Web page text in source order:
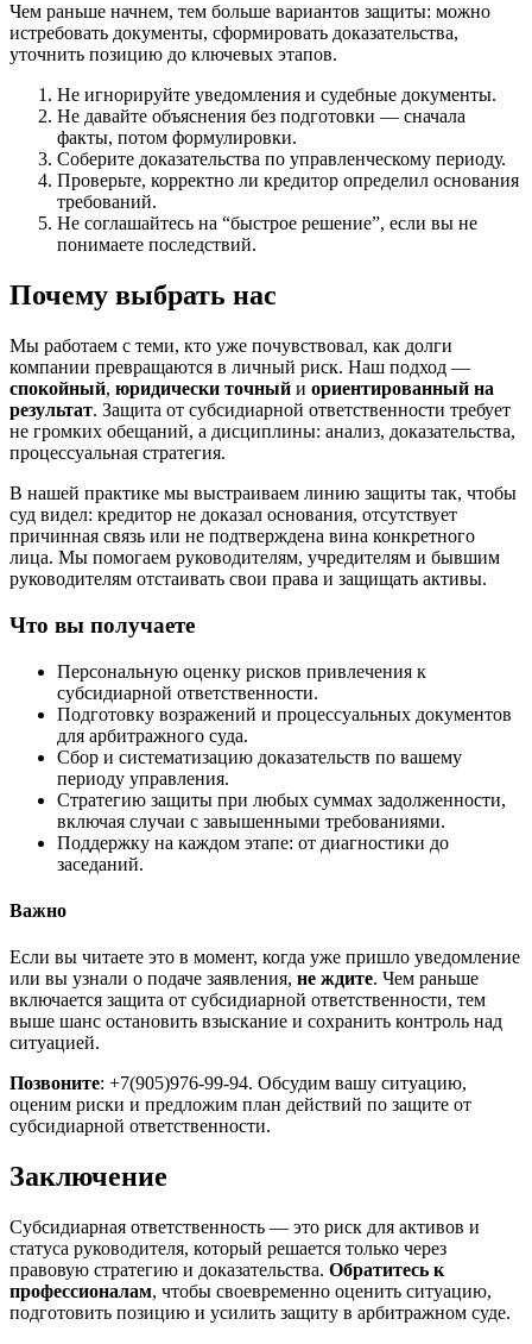
Чем раньше начнем, тем больше вариантов защиты: можно
истребовать документы, сформировать доказательства,
уточнить позицию до ключевых этапов.
Не игнорируйте уведомления и судебные документы.
Не давайте объяснения без подготовки — сначала
факты, потом формулировки.
Соберите доказательства по управленческому периоду.
Проверьте, корректно ли кредитор определил основания
требований.
Не соглашайтесь на “быстрое решение”, если вы не
понимаете последствий.
Почему выбрать нас
Мы работаем с теми, кто уже почувствовал, как долги
компании превращаются в личный риск. Наш подход —
спокойный, юридически точный и ориентированный на
результат. Защита от субсидиарной ответственности требует
не громких обещаний, а дисциплины: анализ, доказательства,
процессуальная стратегия.
В нашей практике мы выстраиваем линию защиты так, чтобы
суд видел: кредитор не доказал основания, отсутствует
причинная связь или не подтверждена вина конкретного
лица. Мы помогаем руководителям, учредителям и бывшим
руководителям отстаивать свои права и защищать активы.
Что вы получаете
Персональную оценку рисков привлечения к
субсидиарной ответственности.
Подготовку возражений и процессуальных документов
для арбитражного суда.
Сбор и систематизацию доказательств по вашему
периоду управления.
Стратегию защиты при любых суммах задолженности,
включая случаи с завышенными требованиями.
Поддержку на каждом этапе: от диагностики до
заседаний.
Важно
Если вы читаете это в момент, когда уже пришло уведомление
или вы узнали о подаче заявления, не ждите. Чем раньше
включается защита от субсидиарной ответственности, тем
выше шанс остановить взыскание и сохранить контроль над
ситуацией.
Позвоните: +7(905)976-99-94. Обсудим вашу ситуацию,
оценим риски и предложим план действий по защите от
субсидиарной ответственности.
Заключение
Субсидиарная ответственность — это риск для активов и
статуса руководителя, который решается только через
правовую стратегию и доказательства. Обратитесь к
профессионалам, чтобы своевременно оценить ситуацию,
подготовить позицию и усилить защиту в арбитражном суде.